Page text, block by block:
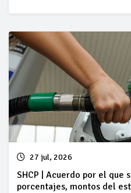
periodo comprendido del
27 jul, 2026
SHCP | Acuerdo por el que
porcentajes, montos del